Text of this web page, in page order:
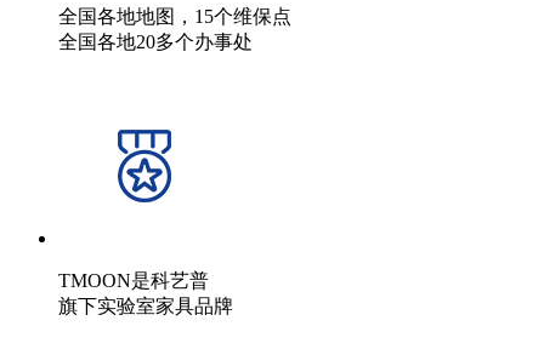
全国各地地图，15个维保点
全国各地20多个办事处
TMOON是科艺普
旗下实验室家具品牌